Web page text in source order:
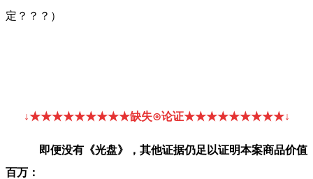
定？？？）
↓★★★★★★★★★缺失⊙论证★★★★★★★★★↓
即便没有《光盘》，其他证据仍足以证明本案商品价值
百万：